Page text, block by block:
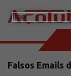
(11) 2413-
Falsos Emails